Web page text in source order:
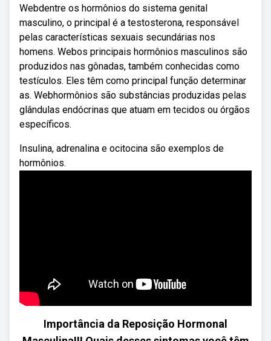
Webdentre os hormônios do sistema genital
masculino, o principal é a testosterona, responsável
pelas características sexuais secundárias nos
homens. Webos principais hormônios masculinos são
produzidos nas gônadas, também conhecidas como
testículos. Eles têm como principal função determinar
as. Webhormônios são substâncias produzidas pelas
glândulas endócrinas que atuam em tecidos ou órgãos
específicos.
Insulina, adrenalina e ocitocina são exemplos de
hormônios.
Importância da Reposição Hormonal